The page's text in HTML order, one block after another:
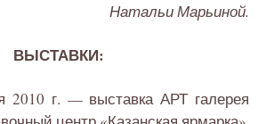
Натальи Марьиной.
ВЫСТАВКИ:
г. — выставка АРТ галерея